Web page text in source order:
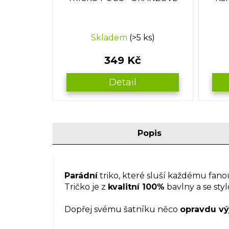
Skladem (>5 ks)
349 Kč
Detail
Popis
Parádnítriko, které sluší každému
Tričko je z kvalitní 100% bavlny a se
Dopřej svému šatníku něco opravdu